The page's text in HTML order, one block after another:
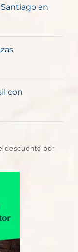
en
con
descuento por